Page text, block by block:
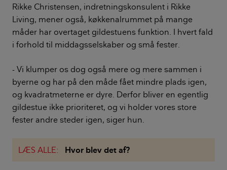
Rikke Christensen, indretningskonsulent i Rikke
Living, mener også, køkkenalrummet på mange
måder har overtaget gildestuens funktion. I hvert fald
i forhold til middagsselskaber og små fester.
- Vi klumper os dog også mere og mere sammen i
byerne og har på den måde fået mindre plads igen,
og kvadratmeterne er dyre. Derfor bliver en egentlig
gildestue ikke prioriteret, og vi holder vores store
fester andre steder igen, siger hun.
LÆS ALLE: Hvor blev det af?